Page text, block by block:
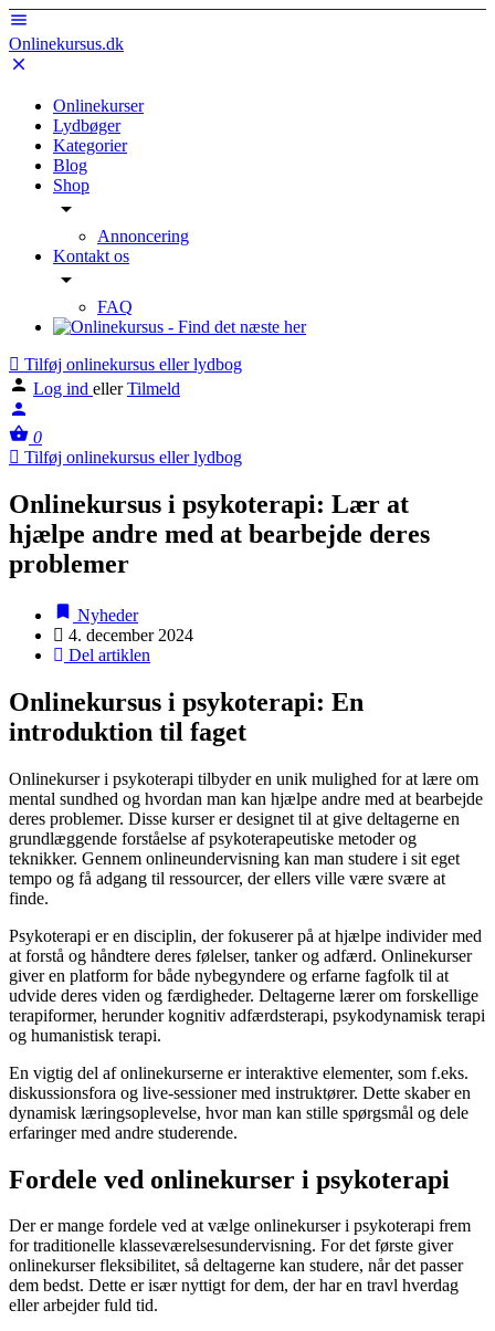
Onlinekursus.dk
Onlinekurser
Lydbøger
Kategorier
Blog
Shop
Annoncering
Kontakt os
FAQ
Tilføj onlinekursus eller lydbog
Log ind eller Tilmeld
0
Tilføj onlinekursus eller lydbog
Onlinekursus i psykoterapi: Lær at
hjælpe andre med at bearbejde deres
problemer
Nyheder
4. december 2024
Del artiklen
Onlinekursus i psykoterapi: En
introduktion til faget
Onlinekurser i psykoterapi tilbyder en unik mulighed for at lære om
mental sundhed og hvordan man kan hjælpe andre med at bearbejde
deres problemer. Disse kurser er designet til at give deltagerne en
grundlæggende forståelse af psykoterapeutiske metoder og
teknikker. Gennem onlineundervisning kan man studere i sit eget
tempo og få adgang til ressourcer, der ellers ville være svære at
finde.
Psykoterapi er en disciplin, der fokuserer på at hjælpe individer med
at forstå og håndtere deres følelser, tanker og adfærd. Onlinekurser
giver en platform for både nybegyndere og erfarne fagfolk til at
udvide deres viden og færdigheder. Deltagerne lærer om forskellige
terapiformer, herunder kognitiv adfærdsterapi, psykodynamisk terapi
og humanistisk terapi.
En vigtig del af onlinekurserne er interaktive elementer, som f.eks.
diskussionsfora og live-sessioner med instruktører. Dette skaber en
dynamisk læringsoplevelse, hvor man kan stille spørgsmål og dele
erfaringer med andre studerende.
Fordele ved onlinekurser i psykoterapi
Der er mange fordele ved at vælge onlinekurser i psykoterapi frem
for traditionelle klasseværelsesundervisning. For det første giver
onlinekurser fleksibilitet, så deltagerne kan studere, når det passer
dem bedst. Dette er især nyttigt for dem, der har en travl hverdag
eller arbejder fuld tid.